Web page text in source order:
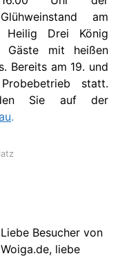
Glühweinstand am
Drei König
Gäste mit heißen
Bereits am 19. und
statt.
Sie auf der
.
Liebe Besucher von
Woiga.de, liebe